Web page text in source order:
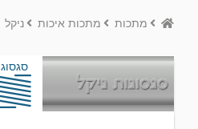
Homeמתכות מתכות איכות ניקל
סגסוגת